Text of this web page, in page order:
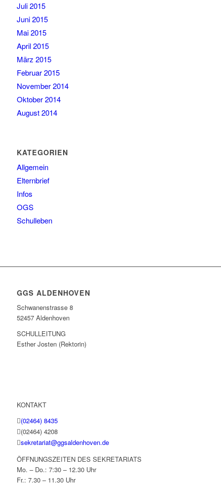
Juli 2015
Juni 2015
Mai 2015
April 2015
März 2015
Februar 2015
November 2014
Oktober 2014
August 2014
KATEGORIEN
Allgemein
Elternbrief
Infos
OGS
Schulleben
GGS ALDENHOVEN
Schwanenstrasse 8
52457 Aldenhoven
SCHULLEITUNG
Esther Josten (Rektorin)
KONTAKT
(02464) 8435
(02464) 4208
sekretariat@ggsaldenhoven.de
ÖFFNUNGSZEITEN DES SEKRETARIATS
Mo. – Do.: 7:30 – 12.30 Uhr
Fr.: 7.30 – 11.30 Uhr